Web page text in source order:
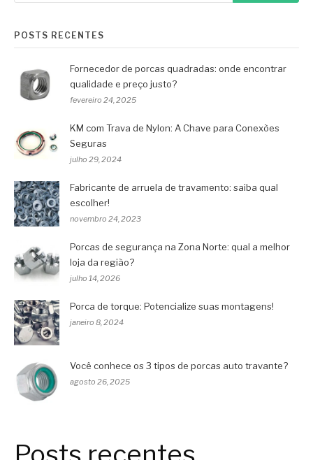
POSTS RECENTES
Fornecedor de porcas quadradas: onde encontrar
qualidade e preço justo?
fevereiro 24, 2025
KM com Trava de Nylon: A Chave para Conexões
Seguras
julho 29, 2024
Fabricante de arruela de travamento: saiba qual
escolher!
novembro 24, 2023
Porcas de segurança na Zona Norte: qual a melhor
loja da região?
julho 14, 2026
Porca de torque: Potencialize suas montagens!
janeiro 8, 2024
Você conhece os 3 tipos de porcas auto travante?
agosto 26, 2025